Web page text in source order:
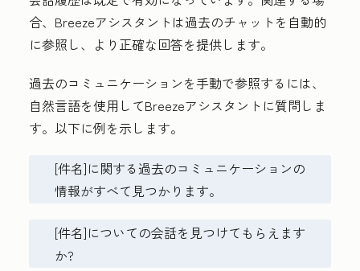
合、Breezeアシスタントは過去のチャットを自動的
に参照し、より正確な回答を提供します。
過去のコミュニケーションを手動で参照するには、
自然言語を使用してBreezeアシスタントに質問しま
す。以下に例を示します。
[件名]に関する過去のコミュニケーションの
情報がすべて見つかります。
[件名]についての会話を見つけてもらえます
か?